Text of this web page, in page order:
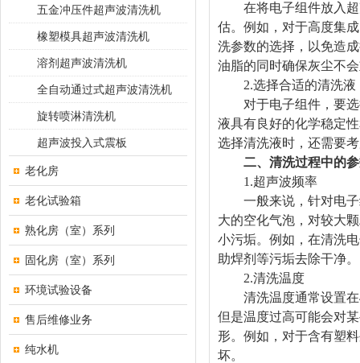
五金冲压件超声波清洗机
橡塑模具超声波清洗机
溶剂超声波清洗机
全自动通过式超声波清洗机
旋转喷淋清洗机
超声波投入式震板
老化房
老化试验箱
熟化房（室）系列
固化房（室）系列
环境试验设备
售后维修业务
纯水机
在将电子组件放入超
估。例如，对于高度集
洗参数的选择，以免造
油脂的同时确保灰尘不
2.选择合适的清洗液
对于电子组件，要选
液具有良好的化学稳定
选择清洗液时，还需要
二、清洗过程中的
1.超声波频率
一般来说，针对电子
大的空化气泡，对较大
小污垢。例如，在清洗
助焊剂等污垢去除干净。
2.清洗温度
清洗温度通常设置在
但是温度过高可能会对
形。例如，对于含有塑
坏。